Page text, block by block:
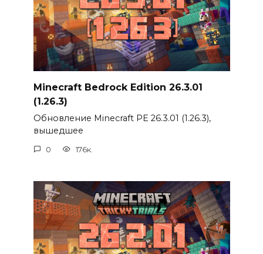
Minecraft Bedrock Edition 26.3.01
(1.26.3)
Обновление Minecraft PE 26.3.01 (1.26.3),
вышедшее
0 176к.